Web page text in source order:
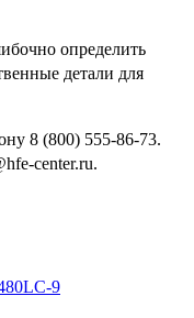
определить
детали для
8 (800) 555-86-73.
center.ru.
9